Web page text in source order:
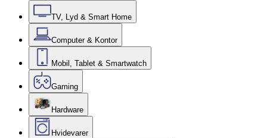
TV, Lyd & Smart Home
Computer & Kontor
Mobil, Tablet & Smartwatch
Gaming
Hardware
Hvidevarer